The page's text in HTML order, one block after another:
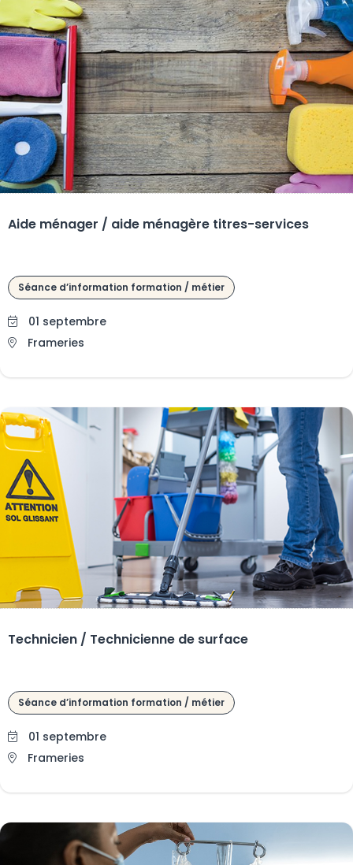
Aide ménager / aide ménagère titres-services
Séance d’information formation / métier
01 septembre
Frameries
Technicien / Technicienne de surface
Séance d’information formation / métier
01 septembre
Frameries